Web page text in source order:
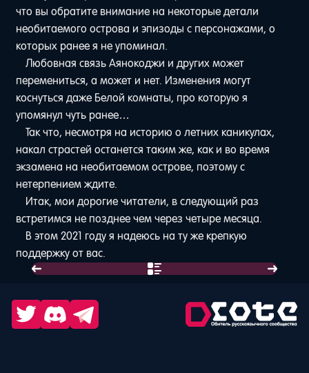
что вы обратите внимание на некоторые детали
необитаемого острова и эпизоды с персонажами, о
которых ранее я не упоминал.
Любовная связь Аянокоджи и других может
перемениться, а может и нет. Изменения могут
коснуться даже Белой комнаты, про которую я
упомянул чуть ранее…
Так что, несмотря на историю о летних каникулах,
накал страстей останется таким же, как и во время
экзамена на необитаемом острове, поэтому с
нетерпением ждите.
Итак, мои дорогие читатели, в следующий раз
встретимся не позднее чем через четыре месяца.
В этом 2021 году я надеюсь на ту же крепкую
поддержку от вас.